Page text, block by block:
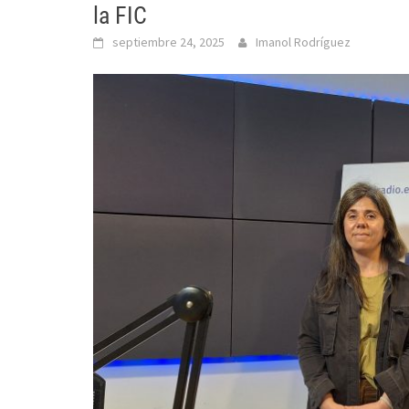
la FIC
septiembre 24, 2025 Imanol Rodríguez